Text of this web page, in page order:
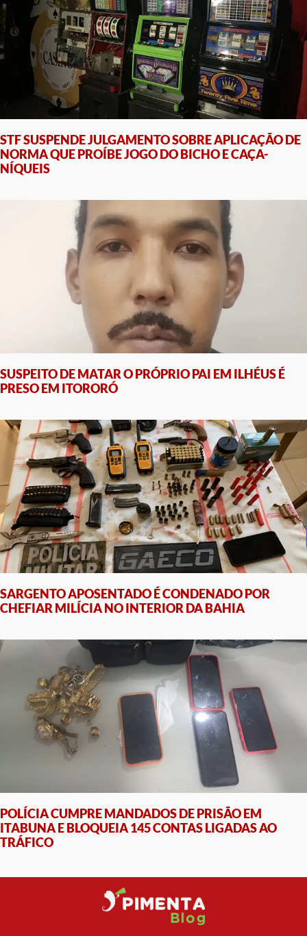
STF SUSPENDE JULGAMENTO SOBRE APLICAÇÃO DE
NORMA QUE PROÍBE JOGO DO BICHO E CAÇA-
NÍQUEIS
SUSPEITO DE MATAR O PRÓPRIO PAI EM ILHÉUS É
PRESO EM ITORORÓ
SARGENTO APOSENTADO É CONDENADO POR
CHEFIAR MILÍCIA NO INTERIOR DA BAHIA
POLÍCIA CUMPRE MANDADOS DE PRISÃO EM
ITABUNA E BLOQUEIA 145 CONTAS LIGADAS AO
TRÁFICO